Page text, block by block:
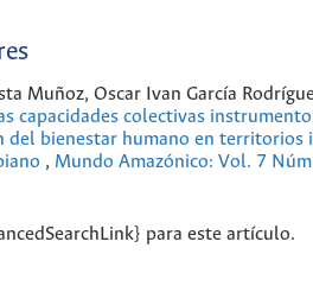
Muñoz, Oscar Ivan García
capacidades colectivas
del bienestar humano en territorios
, Mundo Amazónico: Vol. 7
para este artículo.